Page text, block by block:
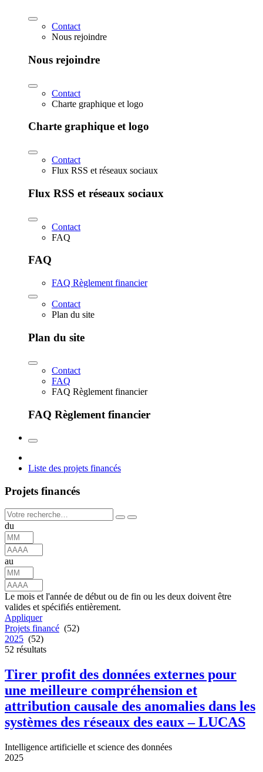
Contact
Nous rejoindre
Nous rejoindre
Contact
Charte graphique et logo
Charte graphique et logo
Contact
Flux RSS et réseaux sociaux
Flux RSS et réseaux sociaux
Contact
FAQ
FAQ
FAQ Règlement financier
Contact
Plan du site
Plan du site
Contact
FAQ
FAQ Règlement financier
FAQ Règlement financier
Liste des projets financés
Projets financés
du
au
Le mois et l'année de début ou de fin ou les deux doivent être
valides et spécifiés entièrement.
Appliquer
Projets financé (52)
2025 (52)
52 résultats
Tirer profit des données externes pour
une meilleure compréhension et
attribution causale des anomalies dans les
systèmes des réseaux des eaux – LUCAS
Intelligence artificielle et science des données
2025